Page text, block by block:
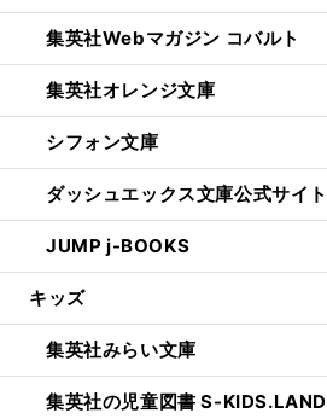
集英社Webマガジン コバルト
集英社オレンジ文庫
シフォン文庫
ダッシュエックス文庫公式サイト
JUMP j-BOOKS
キッズ
集英社みらい文庫
集英社の児童図書 S-KIDS.LAND